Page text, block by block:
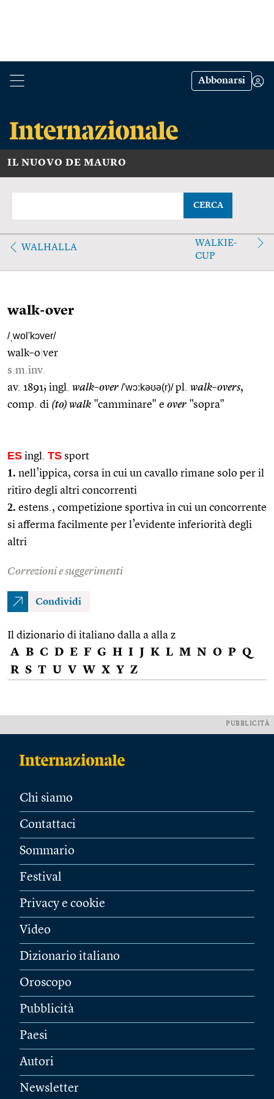
Abbonarsi
IL NUOVO DE MAURO
CERCA
WALHALLA
WALKIE-
CUP
walk-over
/ˌwol'kɔver/
walk–o ver
s.m.inv.
av. 1891; ingl. walk–over /'wɔ:kəʊə(r)/pl. walk–overs,
comp. di (to) walk "camminare" e over "sopra"
ES ingl. TS sport
1. nell’ippica, corsa in cui un cavallo rimane solo per il
ritiro degli altri concorrenti
2. estens., competizione sportiva in cui un concorrente
si afferma facilmente per l’evidente inferiorità degli
altri
Correzioni e suggerimenti
Condividi
Il dizionario di italiano dalla a alla z
A B C D E F G H I J K L M N O P Q
R S T U V W X Y Z
PUBBLICITÀ
Chi siamo
Contattaci
Sommario
Festival
Privacy e cookie
Video
Dizionario italiano
Oroscopo
Pubblicità
Paesi
Autori
Newsletter